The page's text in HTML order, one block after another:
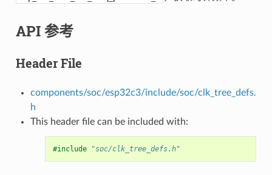
API 参考
Header File
components/soc/esp32c3/include/soc/clk_tree_defs.
h
This header file can be included with:
#include "soc/clk_tree_defs.h"